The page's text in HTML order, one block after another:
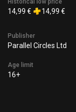
Historical low price
14,99 € 14,99 €
Publisher
Parallel Circles Ltd
Age limit
16+